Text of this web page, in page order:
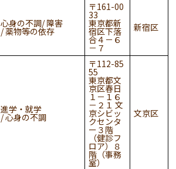
心身の不調 障害
薬物等の依存
161-00
33
東京都新
宿区下落
合４－６
－７
新宿区
進学・就学
心身の不調
112-85
55
東京都文
京区春日
１－１６
－２１ 文
京シビッ
クセンタ
ー３階
（健診フ
ロア）８
階（事務
室）
文京区